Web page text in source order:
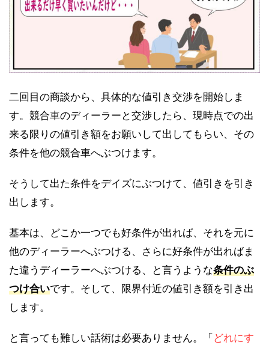
二回目の商談から、具体的な値引き交渉を開始しま
す。競合車のディーラーと交渉したら、現時点での出
来る限りの値引き額をお願いして出してもらい、その
条件を他の競合車へぶつけます。
そうして出た条件をデイズにぶつけて、値引きを引き
出します。
基本は、どこか一つでも好条件が出れば、それを元に
他のディーラーへぶつける、さらに好条件が出ればま
た違うディーラーへぶつける、と言うような条件のぶ
つけ合いです。そして、限界付近の値引き額を引き出
します。
と言っても難しい話術は必要ありません。「 どれにす